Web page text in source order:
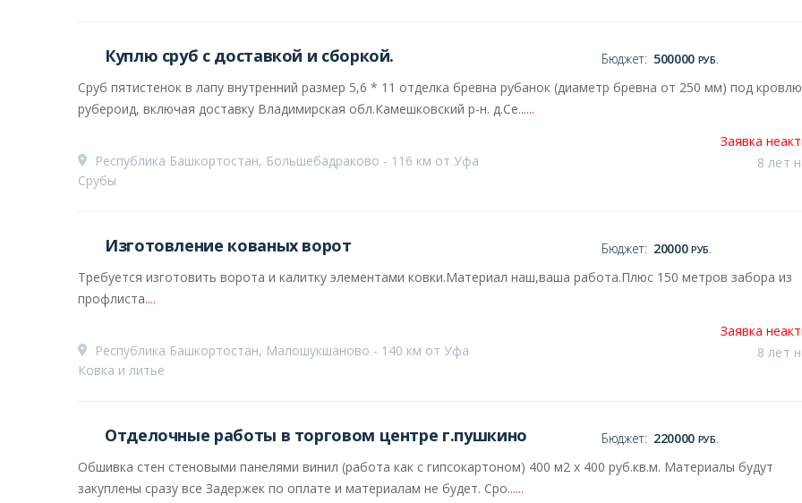
Куплю сруб с доставкой и сборкой. Бюджет: 500000 РУБ.
Сруб пятистенок в лапу внутренний размер 5,6 * 11 отделка бревна рубанок (диаметр бревна от 250 мм) под кровлю
рубероид, включая доставку Владимирская обл.Камешковский р-н. д.Се......
Заявка
8 лет
Республика Башкортостан, Большебадраково - 116 км от Уфа
Срубы
Изготовление кованых ворот Бюджет: 20000 РУБ.
Требуется изготовить ворота и калитку элементами ковки.Материал наш,ваша работа.Плюс 150 метров забора из
профлиста....
Заявка
8 лет
Республика Башкортостан, Малошукшаново - 140 км от Уфа
Ковка и литье
Отделочные работы в торговом центре г.пушкино Бюджет: 220000 РУБ.
Обшивка стен стеновыми панелями винил (работа как с гипсокартоном) 400 м2 х 400 руб.кв.м. Материалы будут
закуплены сразу все Задержек по оплате и материалам не будет. Сро......